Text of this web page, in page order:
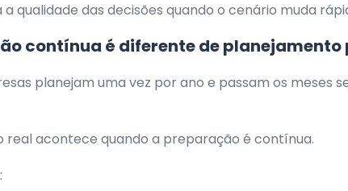
a qualidade das decisões quando o cenário muda
contínua é diferente de planejamento
planejam uma vez por ano e passam os meses
real acontece quando a preparação é contínua.